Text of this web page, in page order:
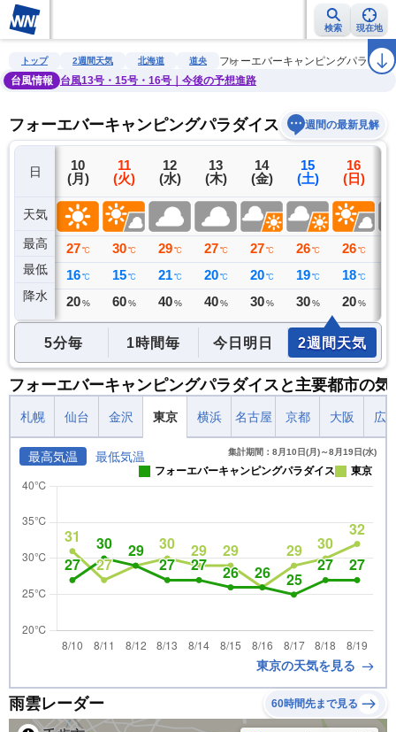
検索 現在地
雨雲レーダー 台風情報 地震情報 警報・注意報 2週間天気 ラ
トップ 2週間天気 北海道 道央
フォーエバーキャンピングパラダイ
台風情報
台風13号・15号・16号｜今後の予想進路
フォーエバーキャンピングパラダイスの2週間天気予
週間の最新見解
日
天気
最高
最低
降水
9
(日)
27 ℃
17 ℃
0 ミリ
10
(月)
27 ℃
16 ℃
20 %
11
(火)
30 ℃
15 ℃
60 %
12
(水)
29 ℃
21 ℃
40 %
13
(木)
27 ℃
20 ℃
40 %
14
(金)
27 ℃
20 ℃
30 %
15
(土)
26 ℃
19 ℃
30 %
16
(日)
26 ℃
18 ℃
20 %
5分毎 1時間毎 今日明日 2週間天気
フォーエバーキャンピングパラダイスと主要都市の気
札幌 仙台 金沢 東京 横浜 名古屋 京都 大阪 広
最高気温 最低気温 集計期間：8月10日(月)～8月19日(水)
フォーエバーキャンピングパラダイス 東京
東京の天気を見る
雨雲レーダー 60時間先まで見る